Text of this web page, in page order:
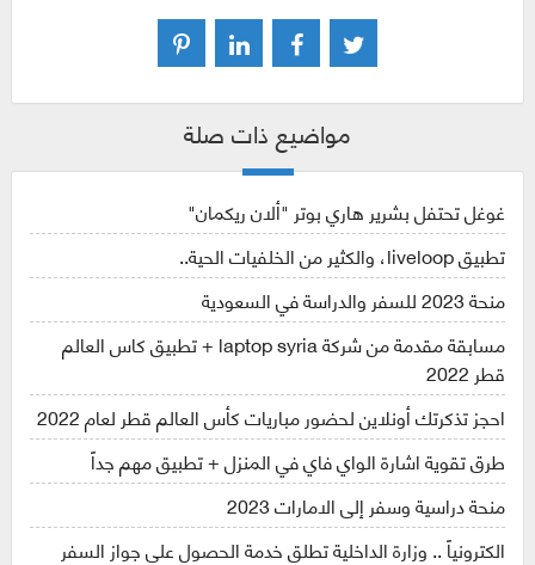
مواضيع ذات صلة
غوغل تحتفل بشرير هاري بوتر "ألان ريكمان"
تطبيق liveloop، والكثير من الخلفيات الحية..
منحة 2023 للسفر والدراسة في السعودية
مسابقة مقدمة من شركة laptop syria + تطبيق كاس العالم
قطر 2022
احجز تذكرتك أونلاين لحضور مباريات كأس العالم قطر لعام 2022
طرق تقوية اشارة الواي فاي في المنزل + تطبيق مهم جداً
منحة دراسية وسفر إلى الامارات 2023
الكترونياً .. وزارة الداخلية تطلق خدمة الحصول على جواز السفر